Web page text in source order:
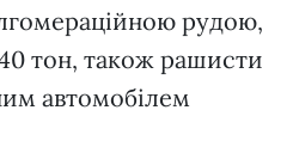
рудою,
тон, також рашисти
автомобілем